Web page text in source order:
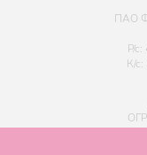
ПАО
Р/
К/